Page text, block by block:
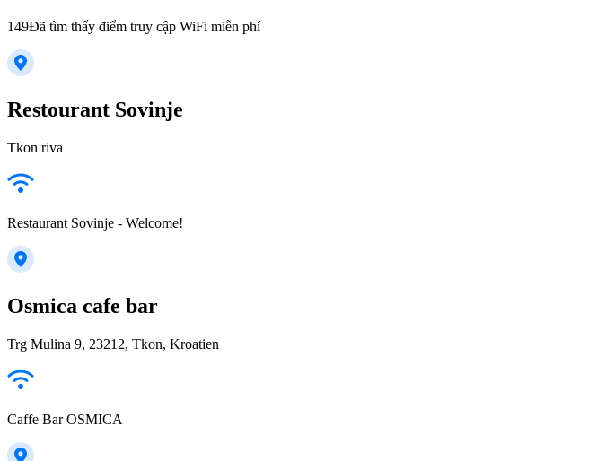
149Đã tìm thấy điểm truy cập WiFi miễn phí
Restourant Sovinje
Tkon riva
Restaurant Sovinje - Welcome!
Osmica cafe bar
Trg Mulina 9, 23212, Tkon, Kroatien
Caffe Bar OSMICA